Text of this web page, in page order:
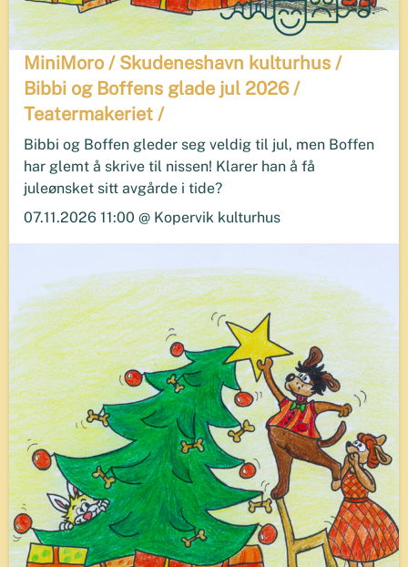
MiniMoro / Skudeneshavn kulturhus /
Bibbi og Boffens glade jul 2026 /
Teatermakeriet /
Bibbi og Boffen gleder seg veldig til jul, men Boffen
har glemt å skrive til nissen! Klarer han å få
juleønsket sitt avgårde i tide?
07.11.2026 11:00 @ Kopervik kulturhus